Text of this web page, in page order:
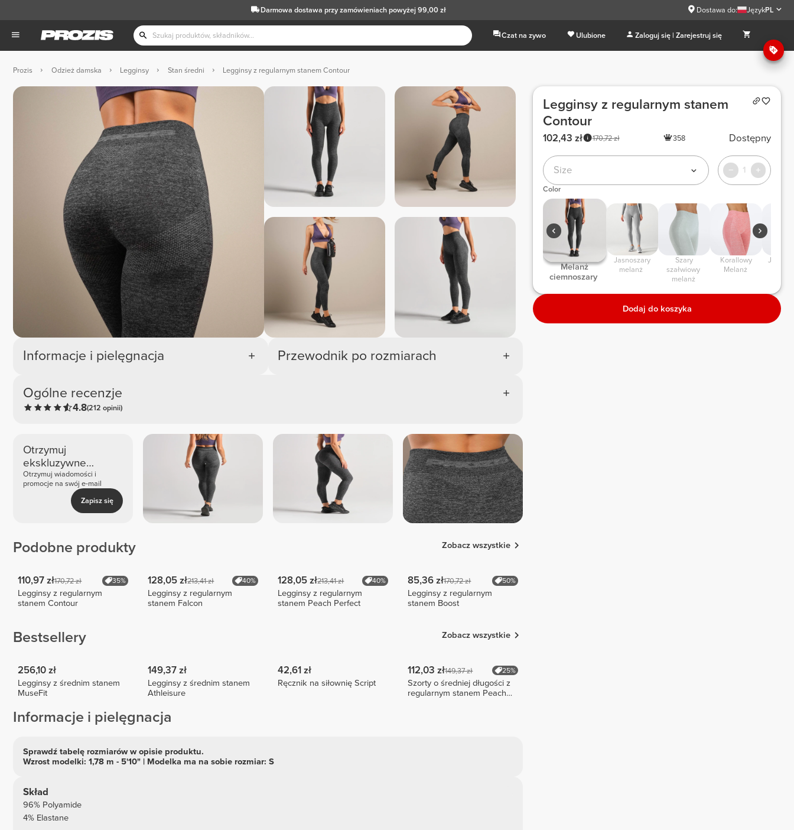
Darmowa dostawa przy zamówieniach powyżej 99,00 zł Dostawa do: JęzykPL
Czat na zywo Ulubione Zaloguj się | Zarejestruj się
Prozis Odzież damska Legginsy Stan średni Legginsy z regularnym stanem Contour
Informacje i pielęgnacja
Ogólne recenzje
4.8(212 opinii)
Przewodnik po rozmiarach
Otrzymuj
ekskluzywne
nowości i oferty
Otrzymuj wiadomości i
promocje na swój e-mail
Zapisz się
Podobne produkty Zobacz wszystkie
110,97 zł170,72 zł 35%
Legginsy z regularnym
stanem Contour
128,05 zł213,41 zł 40%
Legginsy z regularnym
stanem Falcon
128,05 zł213,41 zł 40%
Legginsy z regularnym
stanem Peach Perfect
85,36 zł170,72 zł 50%
Legginsy z regularnym
stanem Boost
Bestsellery Zobacz wszystkie
256,10 zł
Legginsy z średnim stanem
MuseFit
149,37 zł
Legginsy z średnim stanem
Athleisure
42,61 zł
Ręcznik na siłownię Script
112,03 zł149,37 zł 25%
Szorty o średniej długości z
regularnym stanem Peach
Informacje i pielęgnacja
Sprawdź tabelę rozmiarów w opisie produktu.
Wzrost modelki: 1,78 m - 5'10" | Modelka ma na sobie rozmiar: S
Skład
96% Polyamide
4% Elastane
Legginsy z regularnym stanem
Contour
170,72 zł
102,43 zł 358 Dostępny
Size 1
Color
Melanż
ciemnoszary
melanż
Szary
szałwiowy
melanż
Melanż
Jasny liliowy
Dodaj do koszyka